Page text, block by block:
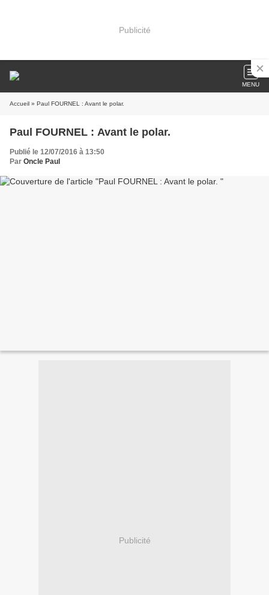
Publicité
MENU
Accueil » Paul FOURNEL : Avant le polar.
Paul FOURNEL : Avant le polar.
Publié le 12/07/2016 à 13:50
Par Oncle Paul
Publicité